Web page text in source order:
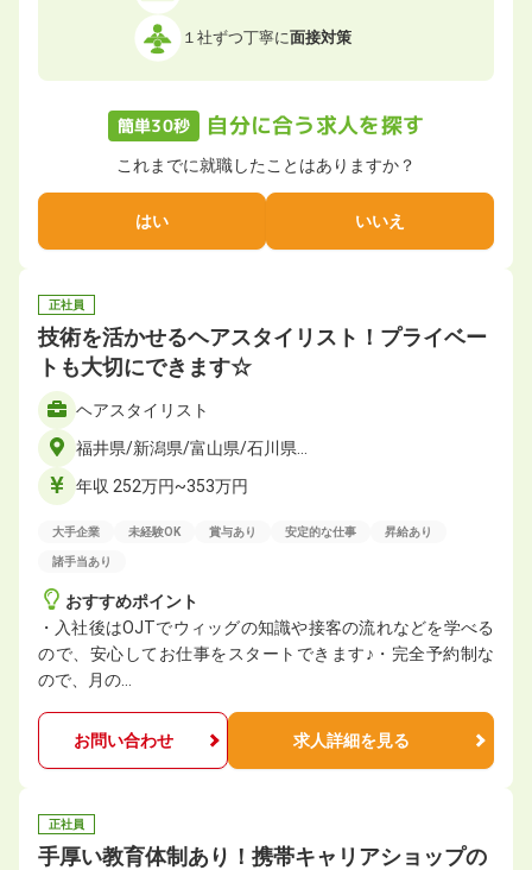
１社ずつ丁寧に面接対策
簡単30秒 自分に合う求人を探す
これまでに就職したことはありますか？
はい いいえ
正社員
技術を活かせるヘアスタイリスト！プライベー
トも大切にできます☆
ヘアスタイリスト
福井県/新潟県/富山県/石川県…
年収 252万円~353万円
大手企業 未経験OK 賞与あり 安定的な仕事 昇給あり
諸手当あり
おすすめポイント
・入社後はOJTでウィッグの知識や接客の流れなどを学べる
ので、安心してお仕事をスタートできます♪・完全予約制な
ので、月の…
お問い合わせ 求人詳細を見る
正社員
手厚い教育体制あり！携帯キャリアショップの